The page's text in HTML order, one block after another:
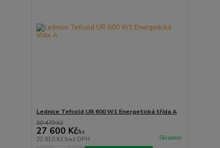
Lednice Tefcold UR 600 W1 Energetická třída A
30 479 Kč
27 600 Kč/ks
22 810 Kč bez DPH Skladem